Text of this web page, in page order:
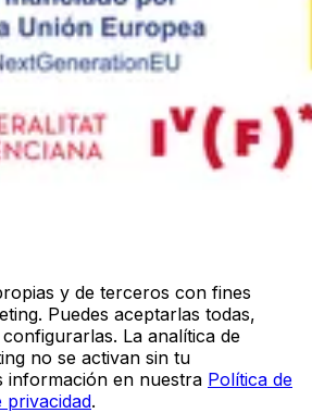
y de terceros con fines
Puedes aceptarlas todas,
La analítica de
no se activan sin tu
información en nuestra Política de
privacidad.